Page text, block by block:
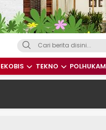
Indonesia dan Dunia
EKOBIS TEKNO POLHUKAM